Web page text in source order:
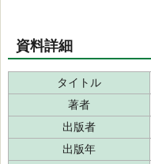
資料詳細
タイトル
著者
出版者
出版年